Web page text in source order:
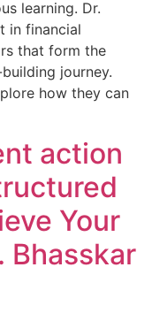
learning. Dr.
in financial
that form the
journey.
how they can
action
Your
Bhasskar